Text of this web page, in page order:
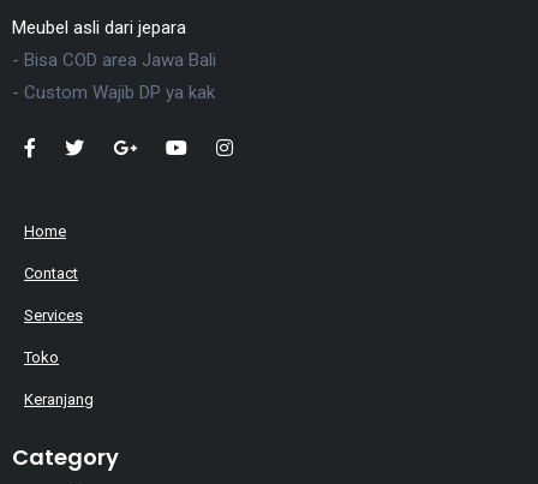
Meubel asli dari jepara
- Bisa COD area Jawa Bali
- Custom Wajib DP ya kak
Home
Contact
Services
Toko
Keranjang
Category